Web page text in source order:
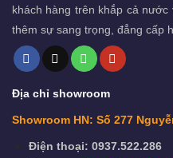
khách hàng trên khắp cả
thêm sự sang trọng, đẳng cấp
Địa chỉ showroom
Showroom HN: Số 277
Điện thoại: 0937.522.286